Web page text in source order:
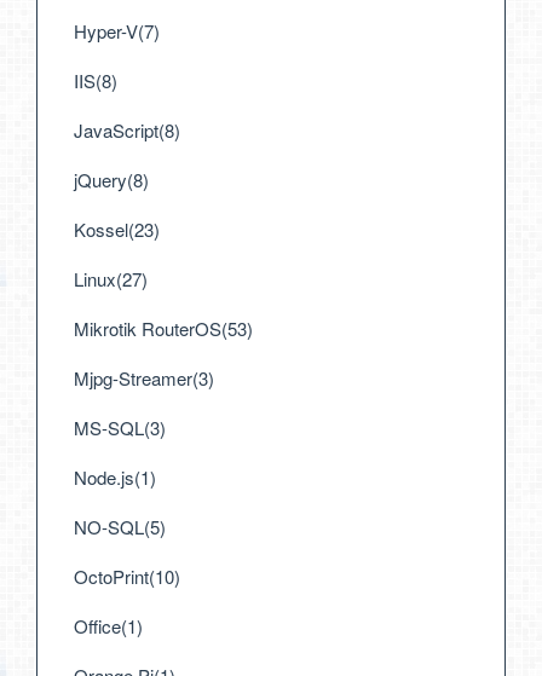
Hyper-V(7)
IIS(8)
JavaScript(8)
jQuery(8)
Kossel(23)
Linux(27)
Mikrotik RouterOS(53)
Mjpg-Streamer(3)
MS-SQL(3)
Node.js(1)
NO-SQL(5)
OctoPrint(10)
Office(1)